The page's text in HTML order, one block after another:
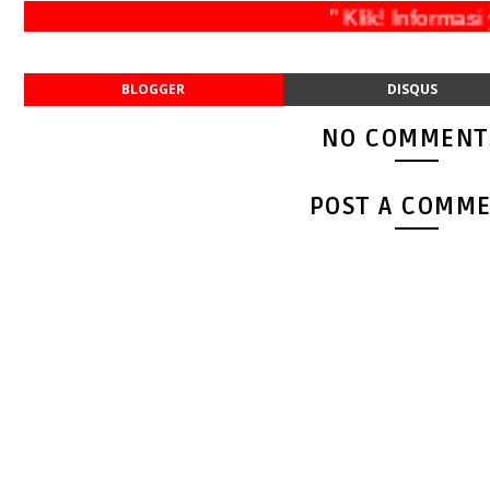
" Klik!
BLOGGER DISQUS
NO
POST A